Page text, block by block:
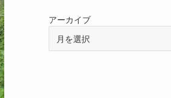
アーカイブ